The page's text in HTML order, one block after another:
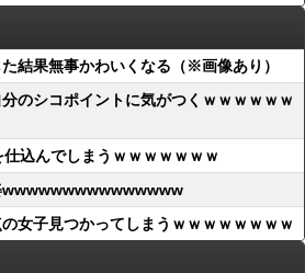
結果無事かわいくなる（※画像あり）
のシコポイントに気がつくｗｗｗｗｗｗ
込んでしまうｗｗｗｗｗｗｗ
wwwwwwwwwwwwwww
女子見つかってしまうｗｗｗｗｗｗｗｗ